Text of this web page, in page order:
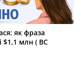
як фраза
$1,1 млн ( ВС